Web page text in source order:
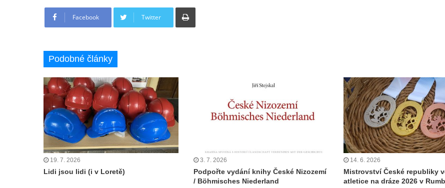
Facebook Twitter
Tisknout
Podobné články
19. 7. 2026
Lidi jsou lidi (i v Loretě)
3. 7. 2026
Podpořte vydání knihy České Nizozemí
/ Böhmisches Niederland
14. 6. 2026
Mistrovství České republiky
atletice na dráze 2026 v